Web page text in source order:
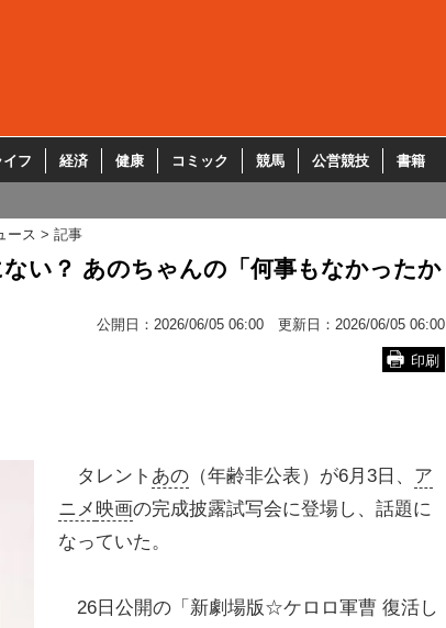
イフ 経済 健康 コミック 競馬 公営競技 書籍
ース 記事
い？ あのちゃんの「何事もなかったか
公開日： 2026/06/05 06:00 更新日： 2026/06/05 06:00
印刷
タレント あの （年齢非公表）が6月3日、 ア
ニメ 映画の完成披露試写会に登場し、話題に
なっていた。
26日公開の「新劇場版☆ケロロ軍曹 復活し